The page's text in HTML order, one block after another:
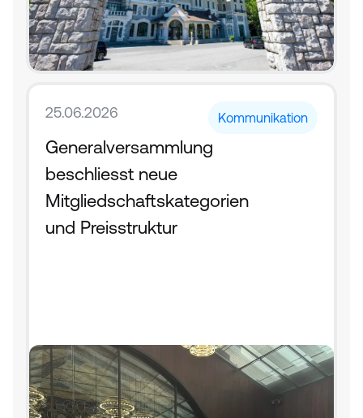
25.06.2026 Kommunikation
Generalversammlung
beschliesst neue
Mitgliedschaftskategorien
und Preisstruktur